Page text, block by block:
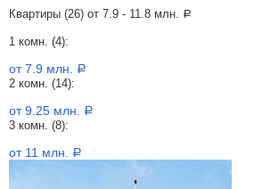
Квартиры (26) от 7.9 - 11.8 млн. a
1 комн. (4):
от 7.9 млн. a
2 комн. (14):
от 9.25 млн. a
3 комн. (8):
от 11 млн. a